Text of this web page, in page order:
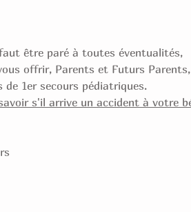
être paré à toutes éventualités,
offrir, Parents et Futurs Parents,
1er secours pédiatriques.
s'il arrive un accident à votre